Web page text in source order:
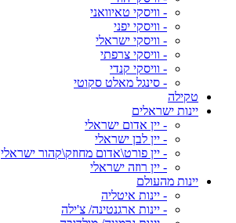
- וויסקי טאיוואני
- וויסקי יפני
- וויסקי ישראלי
- וויסקי צרפתי
- וויסקי קנדי
- סינגל מאלט סקוטי
טקילה
יינות ישראלים
- יין אדום ישראלי
- יין לבן ישראלי
- יין פורט\אדום מחוזק\קהור ישראלי
- יין רוזה ישראלי
יינות מהעולם
- יינות איטליה
- יינות ארגנטינה/ צ'ילה